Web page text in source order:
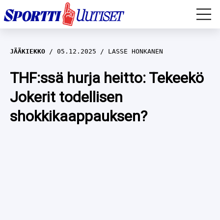
EM-YLEISURHEILU
JÄÄKIEKKO
YLEISURHEILU
WILMA HELTELÄ
TALVILAJIT
JÄÄKIEKKO 05.12.2025 LASSE HONKANEN
THF:ssä hurja heitto: Tekeekö
Jokerit todellisen
shokkikaappauksen?